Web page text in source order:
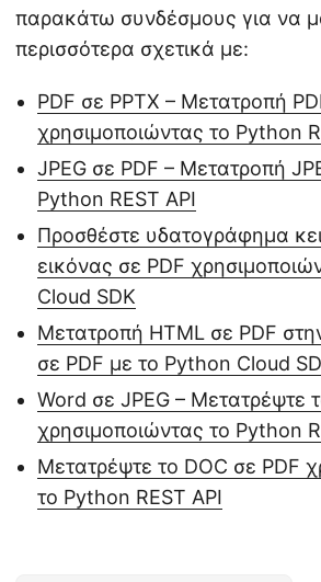
παρακάτω συνδέσμους για να
περισσότερα σχετικά με:
PDF σε PPTX – Μετατροπή
χρησιμοποιώντας το Python
JPEG σε PDF – Μετατροπή
Python REST API
Προσθέστε υδατογράφημα
εικόνας σε PDF
Cloud SDK
Μετατροπή HTML σε PDF
σε PDF με το Python Cloud
Word σε JPEG – Μετατρέψτε
χρησιμοποιώντας το Python
Μετατρέψτε το DOC σε PDF
το Python REST API